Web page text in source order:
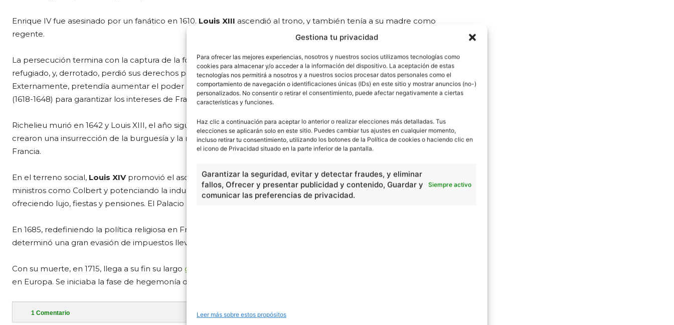
Gestiona tu privacidad
Para ofrecer las mejores experiencias, nosotros y nuestros socios utilizamos tecnologías como
cookies para almacenar y/o acceder a la información del dispositivo. La aceptación de estas
tecnologías nos permitirá a nosotros y a nuestros socios procesar datos personales como el
comportamiento de navegación o identificaciones únicas (IDs) en este sitio y mostrar anuncios (no-)
personalizados. No consentir o retirar el consentimiento, puede afectar negativamente a ciertas
características y funciones.
Haz clic a continuación para aceptar lo anterior o realizar elecciones más detalladas. Tus
elecciones se aplicarán solo en este sitio. Puedes cambiar tus ajustes en cualquier momento,
incluso retirar tu consentimiento, utilizando los botones de la Política de cookies o haciendo clic en
el icono de Privacidad situado en la parte inferior de la pantalla.
Garantizar la seguridad, evitar y detectar fraudes, y eliminar
fallos, Ofrecer y presentar publicidad y contenido, Guardar y
comunicar las preferencias de privacidad.
Siempre activo
Leer más sobre estos propósitos
Enrique IV fue asesinado por un fanático en 1610. Louis XIII ascendió al trono, y también tenía a su madre como
regente.
La persecución termina con la captura de la fortaleza de La Rochelle, donde los protestantes se habían
refugiado, y, derrotado, perdió sus derechos políticos y militares. Sólo conservaría su libertad para adorar.
Externamente, pretendía aumentar el poder de Francia llegando a intervenir en la guerra de los Treinta Años
(1618-1648) para garantizar los intereses de Francia en Europa.
Richelieu murió en 1642 y Louis XIII, el año siguiente. Los aumentos de impuestos decretados por la regencia
crearon una insurrección de la burguesía y la nobleza. Las revueltas disminuyeron el poder real e colapsaron
Francia.
En el terreno social, Louis XIVpromovió el ascenso de la burguesía, con la contratación de algunos de sus
ministros como Colbert y potenciando la industrialización. Para controlar a la nobleza, la acercó a la corte
ofreciendo lujo, fiestas y pensiones. El Palacio de Versalles pasó a acoger a unas 6000 personas.
En 1685, redefiniendo la política religiosa en Francia, el ‘Rey Sol’ abolió totalmente el Edicto de Nantes, lo que
determinó una gran evasión de impuestos llevando a los protestantes a abandonar el país.
Con su muerte, en 1715, llega a su fin su largo gobierno
en Europa. Se iniciaba la fase de hegemonía de Inglaterra.
1 Comentario